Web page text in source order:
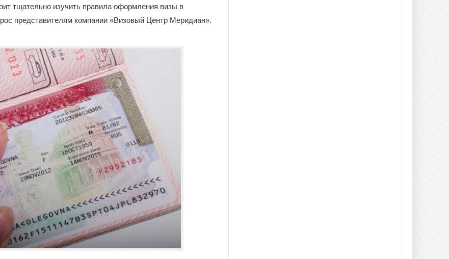
тщательно изучить правила оформления визы в
представителям компании «Визовый Центр Меридиан».